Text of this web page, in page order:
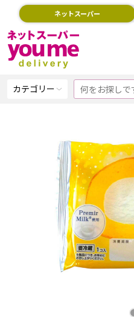
ネットスーパー
カテゴリー